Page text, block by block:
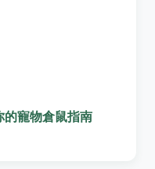
寵物倉鼠指南